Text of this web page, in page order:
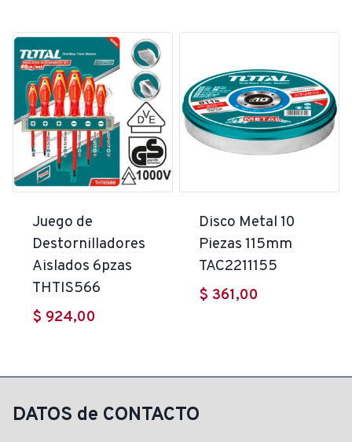
Juego de
Destornilladores
Aislados 6pzas
THTIS566
$ 924,00
Disco Metal 10
Piezas 115mm
TAC2211155
$ 361,00
DATOS de CONTACTO